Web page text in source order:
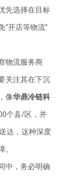
先选择在目标
“开店等物流”
物流服务商
关注其在下沉
像华鼎冷链科
个县/区，并
达，这种深度
中，务必明确